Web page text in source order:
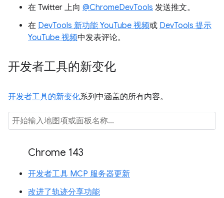
在 Twitter 上向 @ChromeDevTools 发送推文。
在 DevTools 新功能 YouTube 视频或 DevTools 提示
YouTube 视频中发表评论。
开发者工具的新变化
开发者工具的新变化系列中涵盖的所有内容。
Chrome 143
开发者工具 MCP 服务器更新
改进了轨迹分享功能